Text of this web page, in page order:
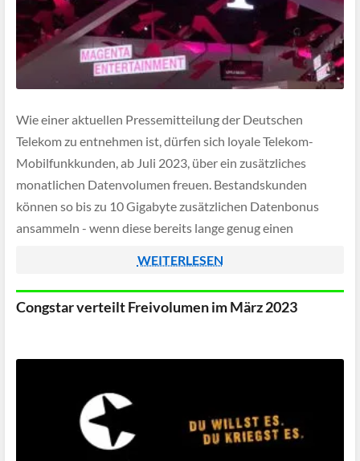
Wie einer aktuellen Pressemitteilung der Deutschen
Telekom zu entnehmen ist, dürfen sich loyale Telekom-
Mobilfunkkunden, ab Juli 2023, über ein zusätzliches
monatlichen Datenvolumen freuen. Bestandskunden
können so bis zu 10 Gigabyte zusätzlichen Datenbonus
ansammeln - wenn diese bereits lange genug einen
WEITERLESEN
Congstar verteilt Freivolumen im März 2023